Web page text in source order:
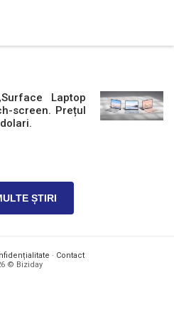
Laptop
screen. Prețul
ȘTIRI
· Contact
© Biziday